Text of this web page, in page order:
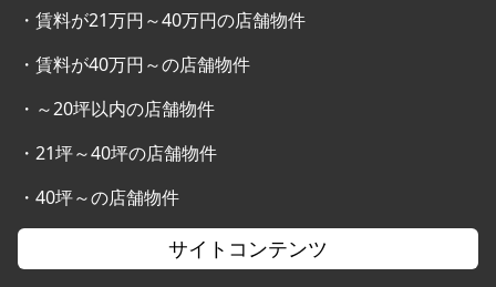
・ 賃料が21万円～40万円の店舗物件
・ 賃料が40万円～の店舗物件
・ ～20坪以内の店舗物件
・ 21坪～40坪の店舗物件
・ 40坪～の店舗物件
サイトコンテンツ